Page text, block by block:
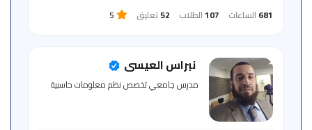
681 الساعات 107الطلاب 52تعليق 5
نبراس العيسى
مدرس جامعي تخصص نظم معلومات حاسبية